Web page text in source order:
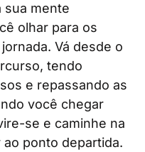
sua mente
olhar para os
Vá desde o
tendo
e repassando as
você chegar
se e caminhe na
ponto departida.